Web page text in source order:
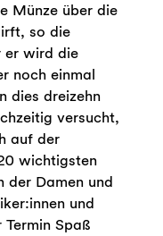
Münze über die
so die
er wird die
noch einmal
dies dreizehn
versucht,
auf der
wichtigsten
der Damen und
und
Spaß